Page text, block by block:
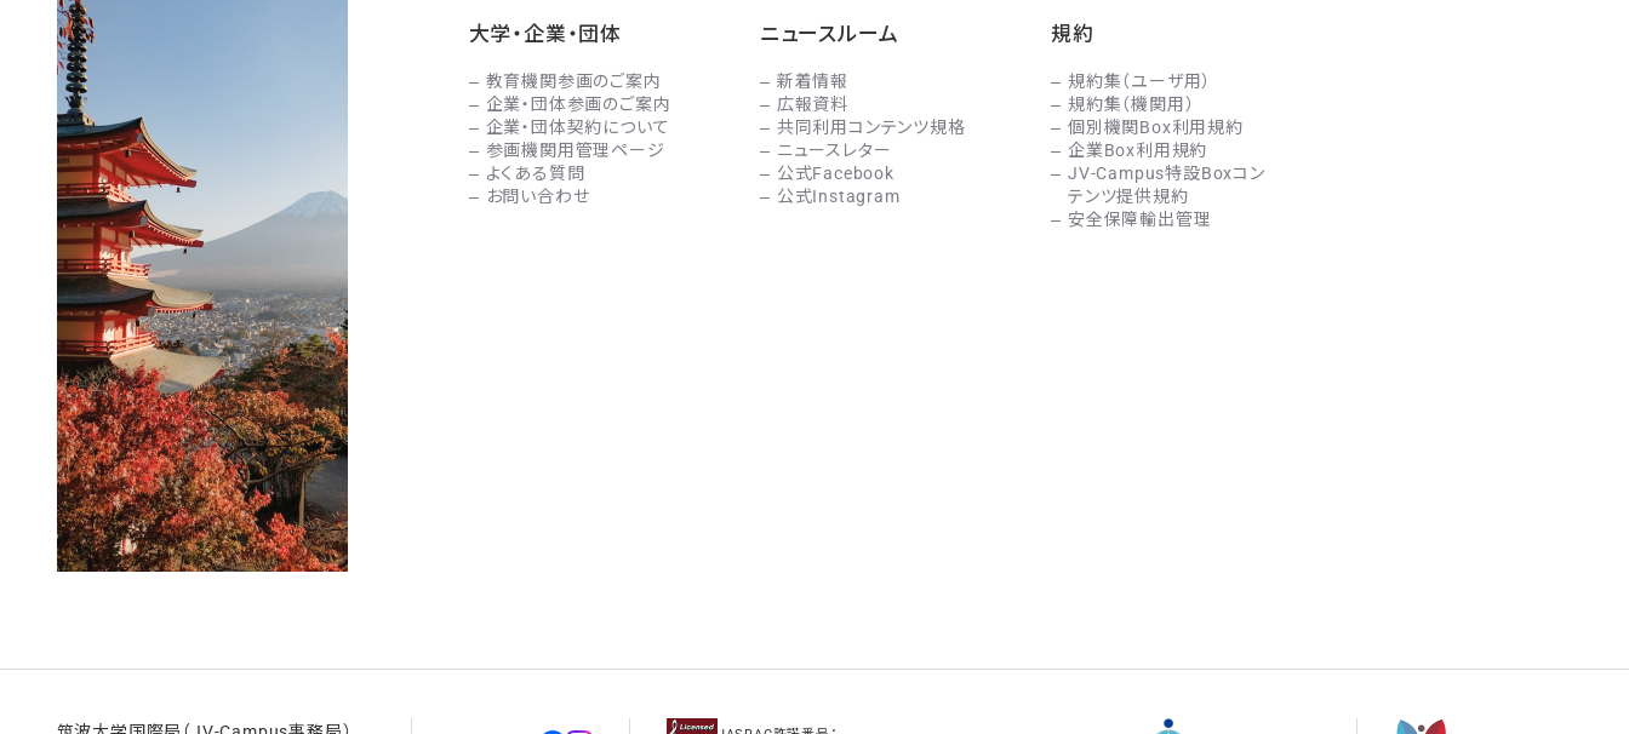
大学・企業・団体
教育機関参画のご案内
企業・団体参画のご案内
企業・団体契約について
参画機関用管理ページ
よくある質問
お問い合わせ
ニュースルーム
新着情報
広報資料
共同利用コンテンツ規格
ニュースレター
公式Facebook
公式Instagram
規約
規約集（ユーザ用）
規約集（機関用）
個別機関Box利用規約
企業Box利用規約
JV-Campus特設Boxコン
テンツ提供規約
安全保障輸出管理